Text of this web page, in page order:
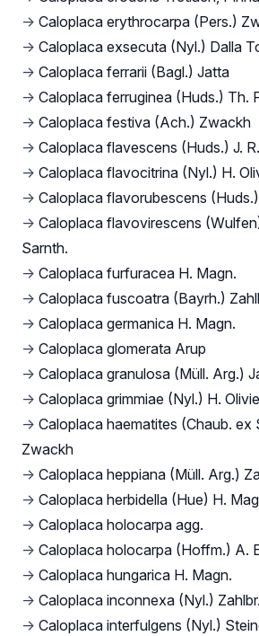
→ Caloplaca erythrocarpa (Pers.)
→ Caloplaca exsecuta (Nyl.) Dalla
→ Caloplaca ferrarii (Bagl.) Jatta
→ Caloplaca ferruginea (Huds.) Th.
→ Caloplaca festiva (Ach.) Zwackh
→ Caloplaca flavescens (Huds.) J.
→ Caloplaca flavocitrina (Nyl.) H.
→ Caloplaca flavorubescens
→ Caloplaca flavovirescens
Sarnth.
→ Caloplaca furfuracea H. Magn.
→ Caloplaca fuscoatra (Bayrh.)
→ Caloplaca germanica H. Magn.
→ Caloplaca glomerata Arup
→ Caloplaca granulosa (Müll. Arg.)
→ Caloplaca grimmiae (Nyl.) H.
→ Caloplaca haematites (Chaub. ex
Zwackh
→ Caloplaca heppiana (Müll. Arg.)
→ Caloplaca herbidella (Hue) H.
→ Caloplaca holocarpa agg.
→ Caloplaca holocarpa (Hoffm.) A.
→ Caloplaca hungarica H. Magn.
→ Caloplaca inconnexa (Nyl.) Zahlbr.
→ Caloplaca interfulgens (Nyl.)